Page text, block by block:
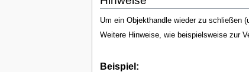
Um ein Objekthandle wieder zu schließen
Weitere Hinweise, wie beispielsweise zur
Beispiel: